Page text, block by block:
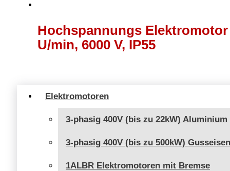
Elektromotoren
3-phasig 400V (bis zu 22kW) Aluminium
3-phasig 400V (bis zu 500kW) Gusseisen
1ALBR Elektromotoren mit Bremse
Hochspannungs Elektromotor
U/min, 6000 V, IP55